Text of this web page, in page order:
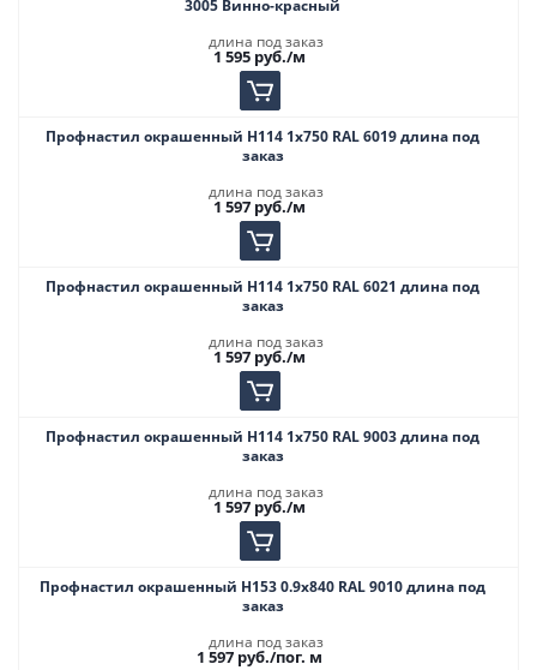
3005 Винно-красный
длина под заказ
1 595 руб./м
Профнастил окрашенный Н114 1х750 RAL 6019 длина под
заказ
длина под заказ
1 597 руб./м
Профнастил окрашенный Н114 1х750 RAL 6021 длина под
заказ
длина под заказ
1 597 руб./м
Профнастил окрашенный Н114 1х750 RAL 9003 длина под
заказ
длина под заказ
1 597 руб./м
Профнастил окрашенный Н153 0.9х840 RAL 9010 длина под
заказ
длина под заказ
1 597 руб./пог. м